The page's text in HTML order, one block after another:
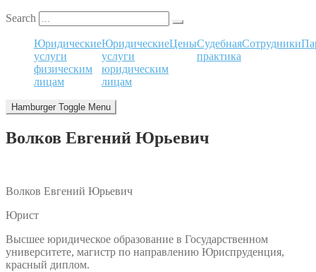
Search
Юридические
услуги
физическим
лицам
Юридические
услуги
юридическим
лицам
ЦеныСудебная
практика
Сотрудники
Hamburger Toggle Menu
Волков Евгений Юрьевич
Волков Евгений Юрьевич
Юрист
Высшее юридическое образование в Государственном
университете, магистр по направлению Юриспруденция,
красный диплом.